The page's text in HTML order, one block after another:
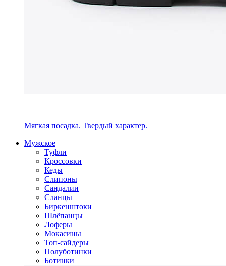
Мягкая посадка. Твердый характер.
Мужское
Туфли
Кроссовки
Кеды
Слипоны
Сандалии
Сланцы
Биркенштоки
Шлёпанцы
Лоферы
Мокасины
Топ-сайдеры
Полуботинки
Ботинки